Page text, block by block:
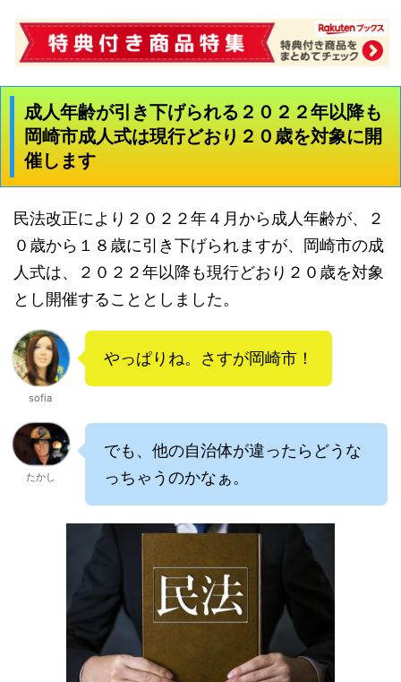
成人年齢が引き下げられる２０２２年以降も
岡崎市成人式は現行どおり２０歳を対象に開
催します
民法改正により２０２２年４月から成人年齢が、２
０歳から１８歳に引き下げられますが、岡崎市の成
人式は、２０２２年以降も現行どおり２０歳を対象
とし開催することとしました。
sofia
やっぱりね。さすが岡崎市！
たかし
でも、他の自治体が違ったらどうな
っちゃうのかなぁ。